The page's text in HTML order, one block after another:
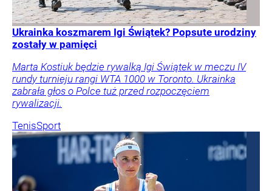
Ukrainka koszmarem Igi Świątek? Popsute urodziny
zostały w pamięci
Marta Kostiuk będzie rywalką Igi Świątek w meczu IV
rundy turnieju rangi WTA 1000 w Toronto. Ukrainka
zabrała głos o Polce tuż przed rozpoczęciem
rywalizacji.
TenisSport